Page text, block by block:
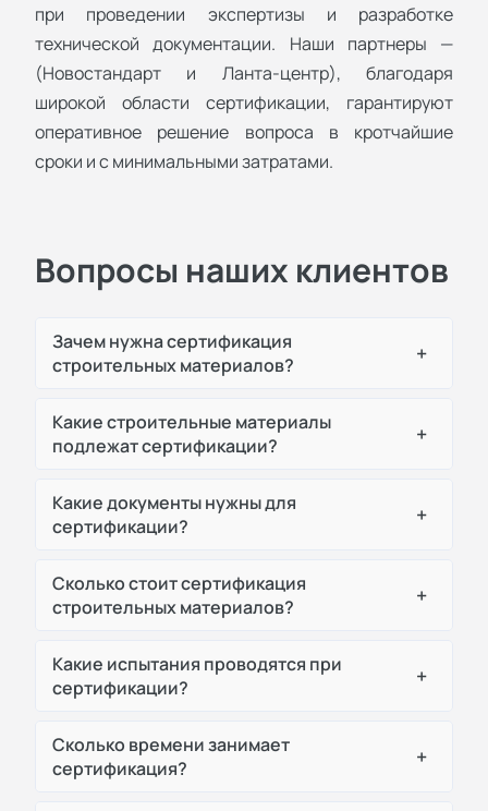
при проведении экспертизы и разработке
технической документации. Наши партнеры —
(Новостандарт и Ланта-центр), благодаря
широкой области сертификации, гарантируют
оперативное решение вопроса в кротчайшие
сроки и с минимальными затратами.
Вопросы наших клиентов
Зачем нужна сертификация
строительных материалов?
+
Какие строительные материалы
подлежат сертификации?
+
Какие документы нужны для
сертификации?
+
Сколько стоит сертификация
строительных материалов?
+
Какие испытания проводятся при
сертификации?
+
Сколько времени занимает
сертификация?
+